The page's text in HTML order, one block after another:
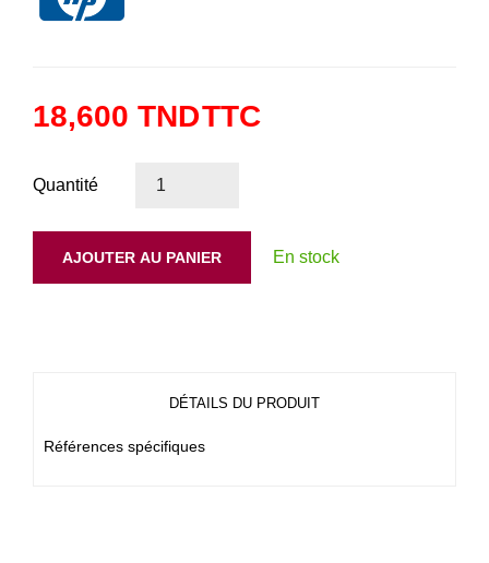
18,600 TNDTTC
Quantité
AJOUTER AU PANIER En stock
DÉTAILS DU PRODUIT
Références spécifiques